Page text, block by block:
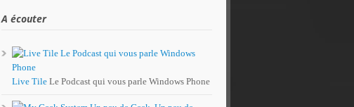
A écouter
Live TileLe Podcast qui vous parle Windows Phone